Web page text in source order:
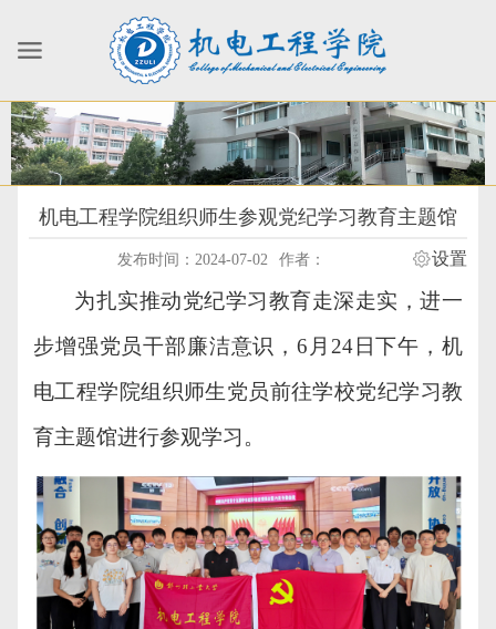
机电工程学院组织师生参观党纪学习教育主题馆
发布时间：2024-07-02 作者： 设置
为扎实推动党纪学习教育走深走实，进一
步增强党员干部廉洁意识，6月24日下午，机
电工程学院组织师生党员前往学校党纪学习教
育主题馆进行参观学习。